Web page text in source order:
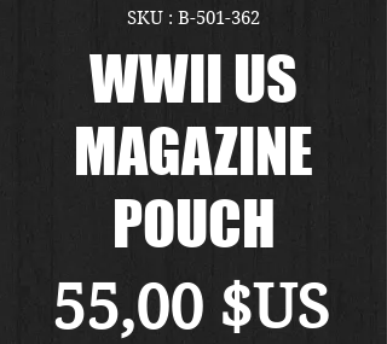
SKU : B-501-362
WWII US
MAGAZINE
POUCH
55,00 $US